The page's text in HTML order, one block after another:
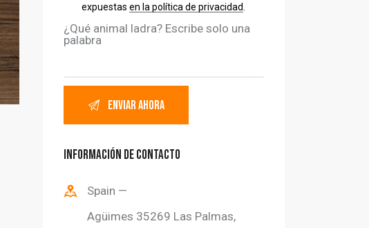
expuestas en la política de privacidad
¿Qué animal ladra? Escribe solo una
palabra
INFORMACIÓN DE CONTACTO
Spain —
Agüimes 35269 Las Palmas,